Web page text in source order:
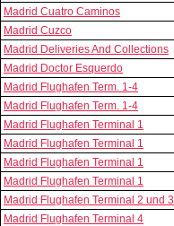
Madrid Cuatro Caminos
Madrid Cuzco
Madrid Deliveries And Collections
Madrid Doctor Esquerdo
Madrid Flughafen Term. 1-4
Madrid Flughafen Term. 1-4
Madrid Flughafen Terminal 1
Madrid Flughafen Terminal 1
Madrid Flughafen Terminal 1
Madrid Flughafen Terminal 1
Madrid Flughafen Terminal 2 und 3
Madrid Flughafen Terminal 4